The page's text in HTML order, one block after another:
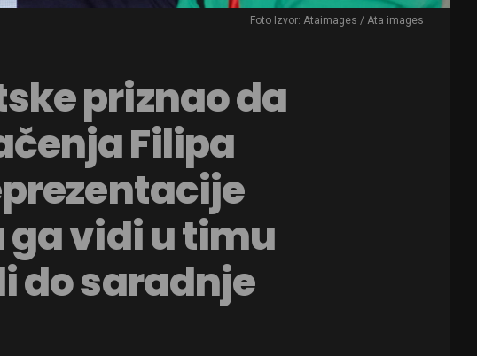
Foto Izvor: Ataimages / Ata images
priznao da
Filipa
ga vidi u timu
do saradnje